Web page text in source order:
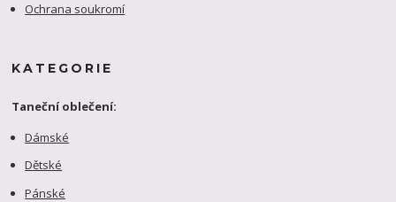
Ochrana soukromí
KATEGORIE
Taneční oblečení:
Dámské
Dětské
Pánské